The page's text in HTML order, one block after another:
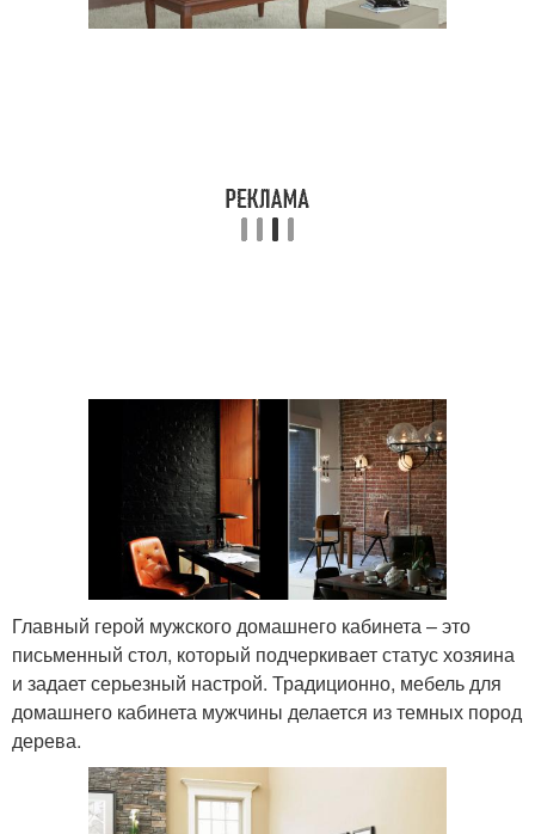
Главный герой мужского домашнего кабинета – это
письменный стол, который подчеркивает статус хозяина
и задает серьезный настрой. Традиционно, мебель для
домашнего кабинета мужчины делается из темных пород
дерева.